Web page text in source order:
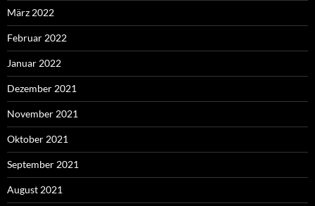
März 2022
Februar 2022
Januar 2022
Dezember 2021
November 2021
Oktober 2021
September 2021
August 2021